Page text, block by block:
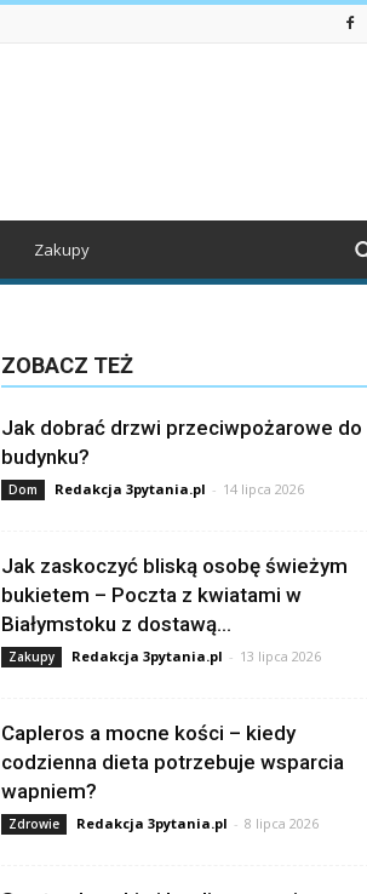
Zakupy
ZOBACZ TEŻ
Jak dobrać drzwi przeciwpożarowe do
budynku?
Dom Redakcja 3pytania.pl - 14 lipca 2026
Jak zaskoczyć bliską osobę świeżym
bukietem – Poczta z kwiatami w
Białymstoku z dostawą...
Zakupy Redakcja 3pytania.pl - 13 lipca 2026
Capleros a mocne kości – kiedy
codzienna dieta potrzebuje wsparcia
wapniem?
Zdrowie Redakcja 3pytania.pl - 8 lipca 2026